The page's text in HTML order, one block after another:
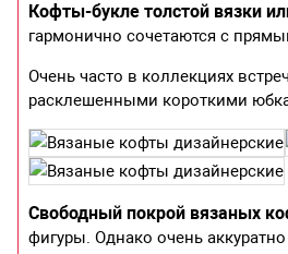
Кофты-букле толстой вязки
гармонично сочетаются с
Очень часто в коллекциях
расклешенными короткими
Свободный покрой вязаных
фигуры. Однако очень